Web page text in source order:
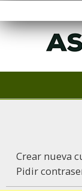
Crear nueva
Pidir